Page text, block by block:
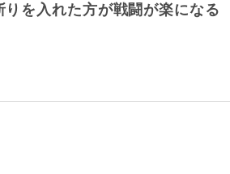
を入れた方が戦闘が楽になる